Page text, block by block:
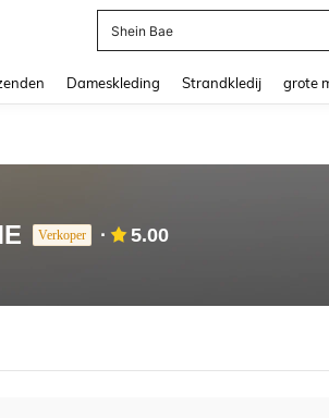
Shein Bae
Dameskleding Strandkledij grote
Verkoper 5.00